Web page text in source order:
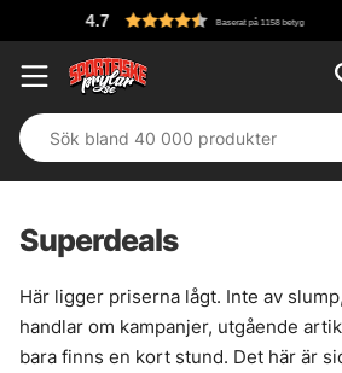
Baserat på 1158 betyg
Superdeals
Här ligger priserna lågt. Inte av
handlar om kampanjer, utgående
bara finns en kort stund. Det här är